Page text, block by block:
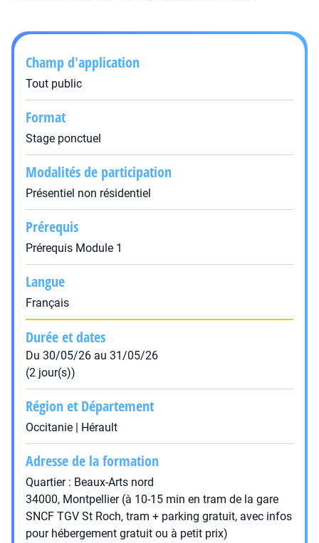
Champ d'application
Tout public
Format
Stage ponctuel
Modalités de participation
Présentiel non résidentiel
Prérequis
Prérequis Module 1
Langue
Français
Durée et dates
Du 30/05/26 au 31/05/26
(2 jour(s))
Région et Département
Occitanie | Hérault
Adresse de la formation
Quartier : Beaux-Arts nord
34000, Montpellier (à 10-15 min en tram de la gare
SNCF TGV St Roch, tram + parking gratuit, avec infos
pour hébergement gratuit ou à petit prix)